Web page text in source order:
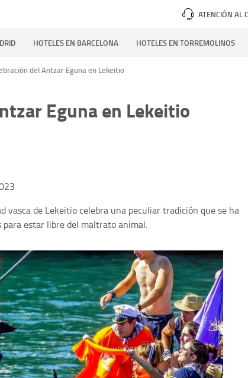
ATENCIÓN AL
HOTELES EN BARCELONA HOTELES EN TORREMOLINOS
del Antzar Eguna en Lekeitio
Eguna en Lekeitio
vasca de Lekeitio celebra una peculiar tradición que se ha
para estar libre del maltrato animal.